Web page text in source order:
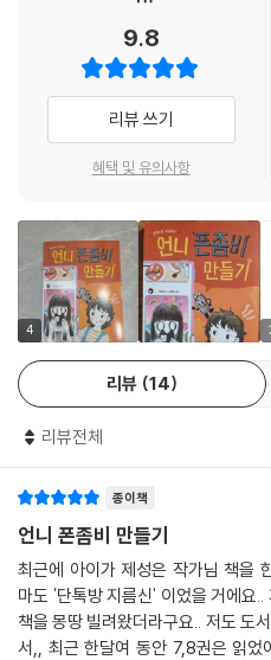
변주리의 목소리가 쩌렁쩌렁 울렸다.
“너, 좋은 말 할 때 나와!”
“아, 싫어! 절대절대 싫어!”
저러다가, 변주리가 화장실에 갇혀
그런데 내 달콤한 상상을 깬 건 엄마였
“변주리, 와이파이 꺼 버린다. 차단
◆ 금단 현상
나는 눈을 번쩍 떴다. 늦게 일어났을
했다. 어쩐지 휑한 느낌이 들어 아래를
없었다. 변주리가 없었다. 침대가 텅
소리가 또다시 이어졌다.
으다다다다. 두다다다다.
나는 심장이 쿵 내려앉는 기분이었다.
가 났다. 나는 이불을 뒤집어 쓴 채 도
‘이 새벽에 좀비가 되면 어쩌라는 거야
나는 몸이 덜덜 떨렸다. 전에 생각해
차 없을 것만 같다. 준비할 겨를도 없
열두 살 생일 선물로 스마트폰을 받
사랑은 숨을 쉬는 모든 순간마다 깊
구도 못 사귀더니, 스마트폰이 생기
다. 하지만 꼬리가 길면 밟히는 법. 학
압’을 당하고, 단톡방은 밤새 주리만
아이들에게 또래 친구들과의 관계는
이다. 세상의 중심인 줄 알았던 스스
소외감에 남몰래 눈물짓기도 한다.
침이고 밤이고, 밥 먹을 때며 화장실
던 주리의 마음이 이해된다.
하기 위해 얼굴도 모르는 사람과 위
든 어린이들에게 이야기한다. 어느새
발 딛고 서 있는 진짜 세상에는 평소
랑스럽게 ‘온니!’를 외치는 동생 하
인할 것이다.
9.8
리뷰 쓰기
혜택 및 유의사항
4
리뷰 14
리뷰전체
종이책
언니 폰좀비 만들기
최근에 아이가 제성은 작가님 책을
마도 '단톡방 지름신' 이었을 거에요.. 재미있다고, 작가님
책을 몽땅 빌려왔더라구요.. 저도 도
서,, 최근 한달여 동안 7,8권은 읽었어요. 단톡방